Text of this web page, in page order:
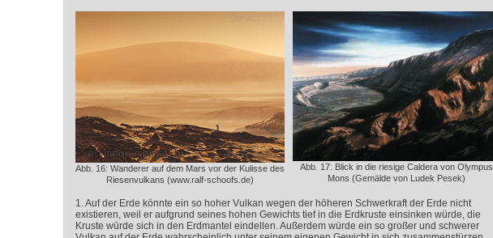
Abb. 16: Wanderer auf dem Mars vor der Kulisse des
Riesenvulkans (www.ralf-schoofs.de)
Abb. 17: Blick in die riesige Caldera von Olympus
Mons (Gemälde von Ludek Pesek)
1. Auf der Erde könnte ein so hoher Vulkan wegen der höheren Schwerkraft der Erde nicht
existieren, weil er aufgrund seines hohen Gewichts tief in die Erdkruste einsinken würde, die
Kruste würde sich in den Erdmantel eindellen. Außerdem würde ein so großer und schwerer